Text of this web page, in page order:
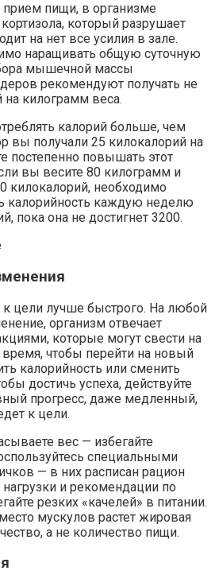
прием пищи, в организме
который разрушает
на нет все усилия в зале.
наращивать общую суточную
мышечной массы
рекомендуют получать не
килограмм веса.
калорий больше, чем
вы получали 25 килокалорий на
постепенно повышать этот
вы весите 80 килограмм и
килокалорий, необходимо
калорийность каждую неделю
пока она не достигнет 3200.
цели лучше быстрого. На любой
организм отвечает
которые могут свести на
чтобы перейти на новый
калорийность или сменить
достичь успеха, действуйте
прогресс, даже медленный,
к цели.
вес — избегайте
специальными
— в них расписан рацион
и рекомендации по
резких «качелей» в питании.
мускулов растет жировая
а не количество пищи.